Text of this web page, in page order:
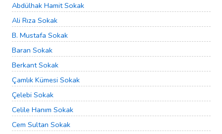
Abdülhak Hamit Sokak
Ali Rıza Sokak
B. Mustafa Sokak
Baran Sokak
Berkant Sokak
Çamlık Kümesi Sokak
Çelebi Sokak
Celile Hanım Sokak
Cem Sultan Sokak